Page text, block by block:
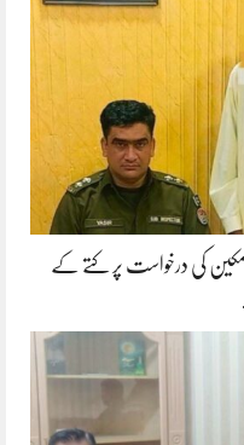
کی درخواست پر کتے کے